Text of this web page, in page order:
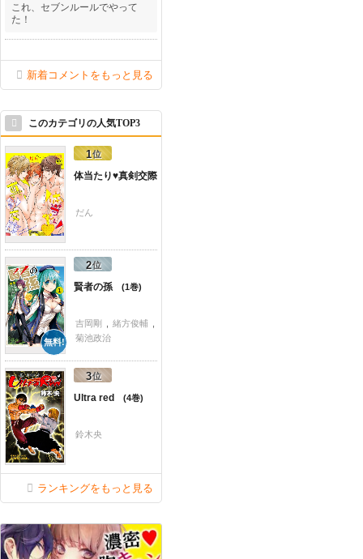
これ、セブンルールでやって
た！
新着コメントをもっと見る
このカテゴリの人気TOP3
体当たり♥真剣交際
だん
無料!
賢者の孫 1
吉岡剛 緒方俊輔
菊池政治
Ultra red 4
鈴木央
ランキングをもっと見る